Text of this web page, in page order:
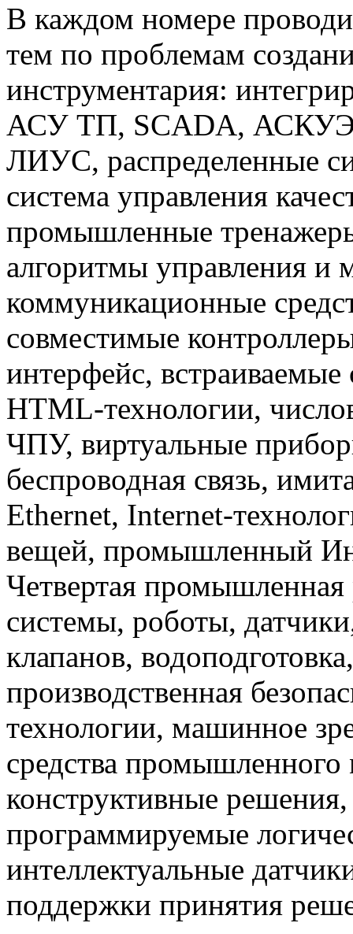
В каждом номере
тем по проблемам
инструментария:
АСУ ТП, SCADA,
ЛИУС, распределенные
система управления
промышленные
алгоритмы управления и
коммуникационные
совместимые
интерфейс,
HTML-технологии,
ЧПУ, виртуальные
беспроводная связь,
Ethernet, Internet-
вещей, промышленный
Четвертая
системы, роботы,
клапанов,
производственная
технологии, машинное
средства
конструктивные
программируемые
интеллектуальные
поддержки принятия